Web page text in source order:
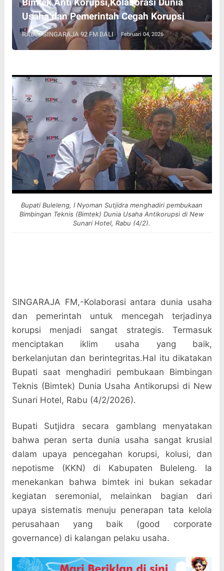
Usaha dan Pemerintah Cegah Korupsi
RADIO SINGARAJA 92 FM BALI Februari 04, 2026
Bupati Buleleng, I Nyoman Sutjidra menghadiri pembukaan
Bimbingan Teknis (Bimtek) Dunia Usaha Antikorupsi di New
Sunari Hotel, Rabu (4/2).
SINGARAJA FM,-Kolaborasi antara dunia usaha
dan pemerintah untuk mencegah terjadinya
korupsi menjadi sangat strategis. Termasuk
menciptakan iklim usaha yang baik,
berkelanjutan dan berintegritas.Hal itu dikatakan
Bupati saat menghadiri pembukaan Bimbingan
Teknis (Bimtek) Dunia Usaha Antikorupsi di New
Sunari Hotel, Rabu (4/2/2026).
Bupati Sutjidra secara gamblang menyatakan
bahwa peran serta dunia usaha sangat krusial
dalam upaya pencegahan korupsi, kolusi, dan
nepotisme (KKN) di Kabupaten Buleleng. Ia
menekankan bahwa bimtek ini bukan sekadar
kegiatan seremonial, melainkan bagian dari
upaya sistematis menuju penerapan tata kelola
perusahaan yang baik (good corporate
governance) di kalangan pelaku usaha.